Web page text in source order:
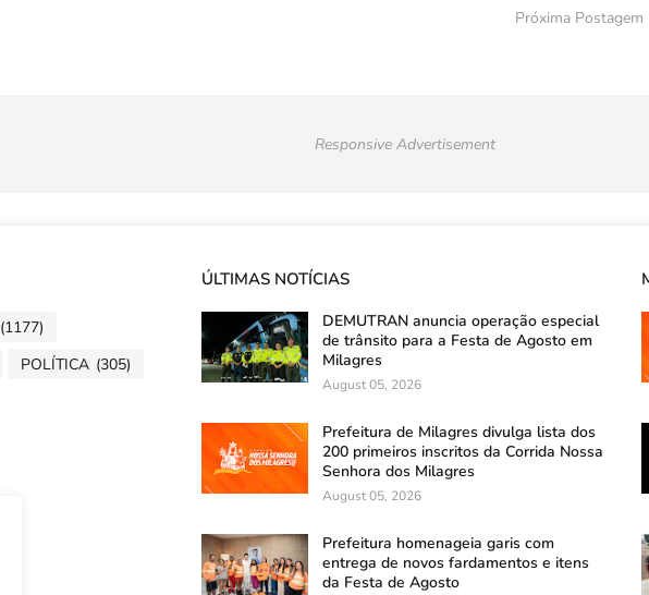
Próxima Postagem
Responsive Advertisement
(1177)
POLÍTICA (305)
ÚLTIMAS NOTÍCIAS
DEMUTRAN anuncia operação especial
de trânsito para a Festa de Agosto em
Milagres
August 05, 2026
Prefeitura de Milagres divulga lista dos
200 primeiros inscritos da Corrida Nossa
Senhora dos Milagres
August 05, 2026
Prefeitura homenageia garis com
entrega de novos fardamentos e itens
da Festa de Agosto